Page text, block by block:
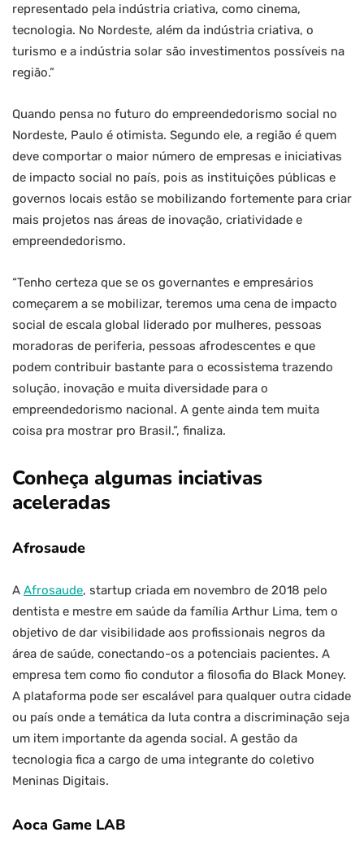
representado pela indústria criativa, como cinema,
tecnologia. No Nordeste, além da indústria criativa, o
turismo e a indústria solar são investimentos possíveis na
região.”
Quando pensa no futuro do empreendedorismo social no
Nordeste, Paulo é otimista. Segundo ele, a região é quem
deve comportar o maior número de empresas e iniciativas
de impacto social no país, pois as instituições públicas e
governos locais estão se mobilizando fortemente para criar
mais projetos nas áreas de inovação, criatividade e
empreendedorismo.
“Tenho certeza que se os governantes e empresários
começarem a se mobilizar, teremos uma cena de impacto
social de escala global liderado por mulheres, pessoas
moradoras de periferia, pessoas afrodescentes e que
podem contribuir bastante para o ecossistema trazendo
solução, inovação e muita diversidade para o
empreendedorismo nacional. A gente ainda tem muita
coisa pra mostrar pro Brasil.”, finaliza.
Conheça algumas inciativas
aceleradas
Afrosaude
A Afrosaude, startup criada em novembro de 2018 pelo
dentista e mestre em saúde da família Arthur Lima, tem o
objetivo de dar visibilidade aos profissionais negros da
área de saúde, conectando-os a potenciais pacientes. A
empresa tem como fio condutor a filosofia do Black Money.
A plataforma pode ser escalável para qualquer outra cidade
ou país onde a temática da luta contra a discriminação seja
um item importante da agenda social. A gestão da
tecnologia fica a cargo de uma integrante do coletivo
Meninas Digitais.
Aoca Game LAB